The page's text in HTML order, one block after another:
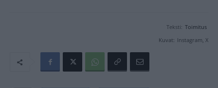
Teksti: Toimitus
Kuvat: Instagram, X